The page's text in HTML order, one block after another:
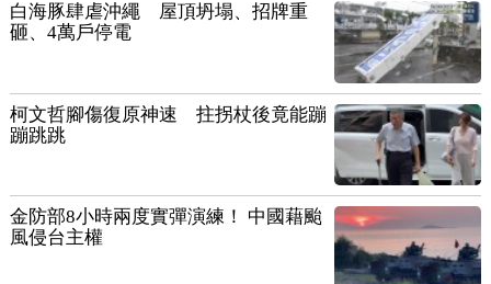
白海豚肆虐沖繩 屋頂坍塌、招牌重
砸、4萬戶停電
柯文哲腳傷復原神速 拄拐杖後竟能蹦
蹦跳跳
金防部8小時兩度實彈演練！ 中國藉颱
風侵台主權